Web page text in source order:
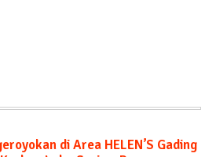
di Area HELEN’S Gading